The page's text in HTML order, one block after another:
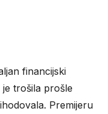
financijski
trošila prošle
Premijeru